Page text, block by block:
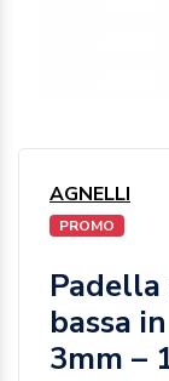
AGNELLI
PROMO
bassa
3mm –